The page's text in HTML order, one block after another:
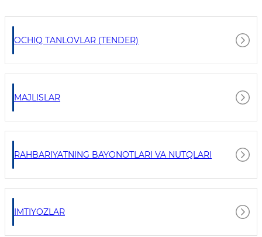
OCHIQ TANLOVLAR (TENDER)
MAJLISLAR
RAHBARIYATNING BAYONOTLARI VA NUTQLARI
IMTIYOZLAR